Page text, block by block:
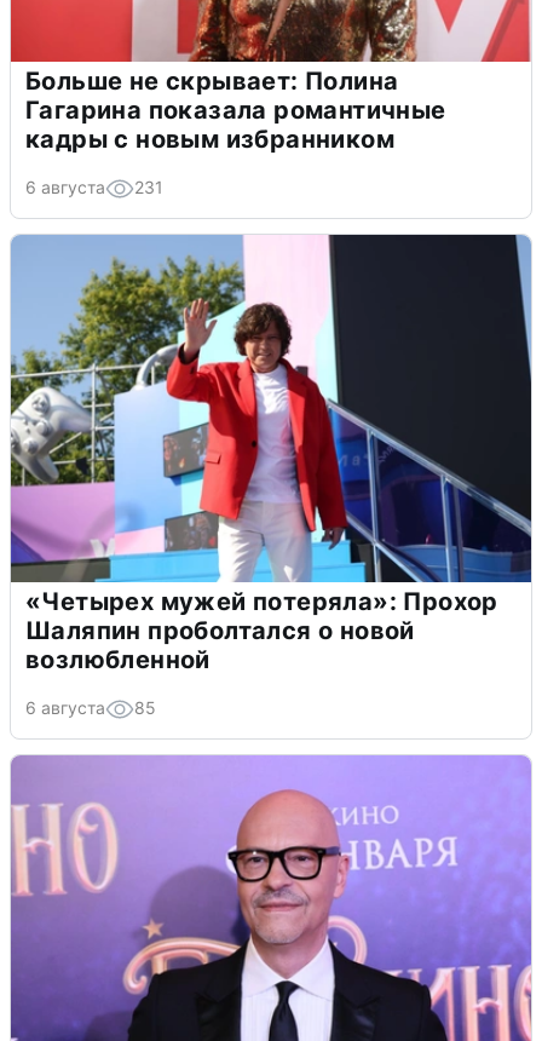
Больше не скрывает: Полина
Гагарина показала романтичные
кадры с новым избранником
6 августа 231
«Четырех мужей потеряла»: Прохор
Шаляпин проболтался о новой
возлюбленной
6 августа 85